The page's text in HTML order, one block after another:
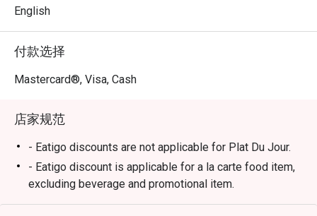
华为一段珍贵难忘的回忆。
⭐ Google 评分：4.2
无论是私密的二人约会、与朋友的庆祝晚宴，或只想单纯
English
付款选择
Mastercard®, Visa, Cash
店家规范
- Eatigo discounts are not applicable for Plat Du Jour.
- Eatigo discount is applicable for a la carte food item,
excluding beverage and promotional item.
- Eatigo discount is only applicable for dine in, strictly